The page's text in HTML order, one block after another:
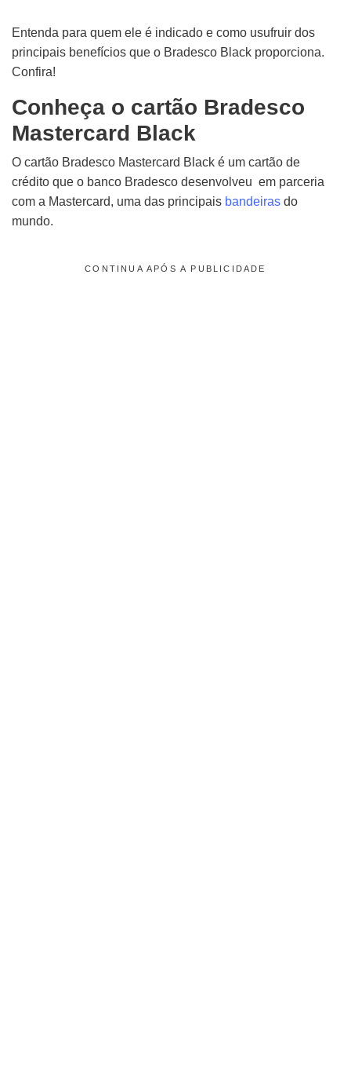
Entenda para quem ele é indicado e como usufruir dos
principais benefícios que o Bradesco Black proporciona.
Confira!
Conheça o cartão Bradesco
Mastercard Black
O cartão Bradesco Mastercard Black é um cartão de
crédito que o banco Bradesco desenvolveu em parceria
com a Mastercard, uma das principais bandeiras do
mundo.
CONTINUA APÓS A PUBLICIDADE